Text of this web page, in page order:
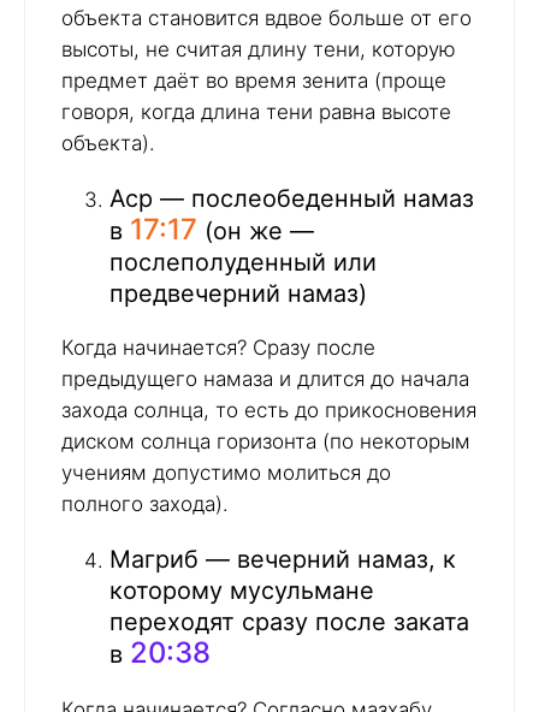
объекта становится вдвое больше от его
высоты, не считая длину тени, которую
предмет даёт во время зенита (проще
говоря, когда длина тени равна высоте
объекта).
Аср — послеобеденный намаз
в 17:17 (он же —
послеполуденный или
предвечерний намаз)
Когда начинается? Сразу после
предыдущего намаза и длится до начала
захода солнца, то есть до прикосновения
диском солнца горизонта (по некоторым
учениям допустимо молиться до
полного захода).
Магриб — вечерний намаз, к
которому мусульмане
переходят сразу после заката
в 20:38